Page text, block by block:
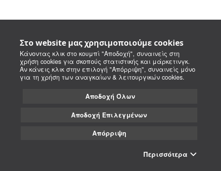
Στο website μας χρησιμοποιούμε cookies
Κάνοντας κλικ στο κουμπί "Αποδοχή", συναινείς στη
χρήση cookies για σκοπούς στατιστικής και μάρκετινγκ.
Αν κάνεις κλικ στην επιλογή "Απόρριψη", συναινείς μόνο
για τη χρήση των αναγκαίων & λειτουργικών cookies.
Αποδοχή Όλων
Αποδοχή Επιλεγμένων
Απόρριψη
Περισσότερα